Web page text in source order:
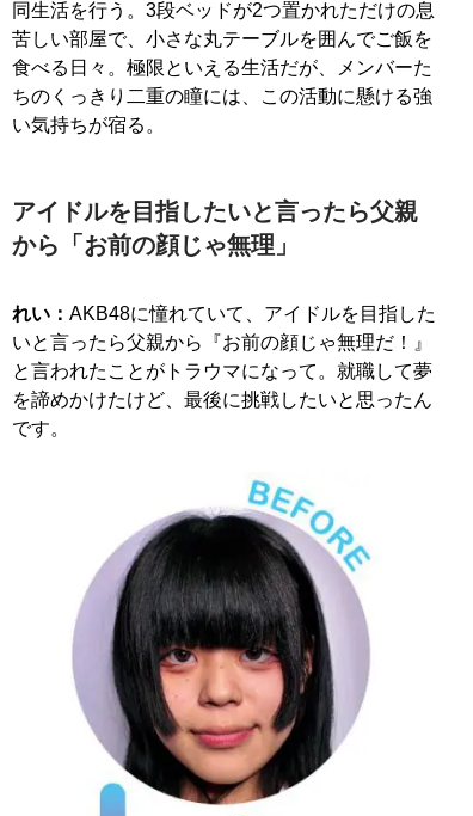
同生活を行う。3段ベッドが2つ置かれただけの息
苦しい部屋で、小さな丸テーブルを囲んでご飯を
食べる日々。極限といえる生活だが、メンバーた
ちのくっきり二重の瞳には、この活動に懸ける強
い気持ちが宿る。
アイドルを目指したいと言ったら父親
から「お前の顔じゃ無理」
れい： AKB48に憧れていて、アイドルを目指した
いと言ったら父親から『お前の顔じゃ無理だ！』
と言われたことがトラウマになって。就職して夢
を諦めかけたけど、最後に挑戦したいと思ったん
です。